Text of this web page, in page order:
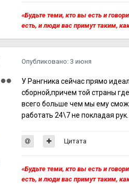
«Будьте теми, кто вы есть и
есть, и люди вас примут таким,
Опубликовано: 3 июня
У Рангника сейчас прямо
сборной,причем той страны
всего больше чем мы ему
работать 24\7 не покладая
Цитата
«Будьте теми, кто вы есть и
есть, и люди вас примут таким,